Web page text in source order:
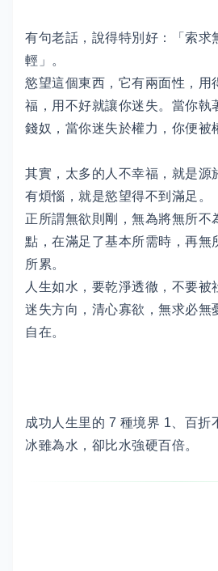
有句老話，說得特別好：「索求
輕」。
慾望這個東西，它有兩面性，用
福，用不好就讓你迷失。當你執
錢奴，當你迷失於權力，你便被
其實，太多的人不幸福，就是源
有煩惱，就是慾望得不到滿足。
正所謂無欲則剛，無為將無所不
點，在滿足了基本所需時，再無
所累。
人生如水，要乾淨透徹，不要被
迷失方向，清心寡欲，無求必無
自在。
成功人生里的 7 種境界 1、百折
冰雖為水，卻比水強硬百倍。